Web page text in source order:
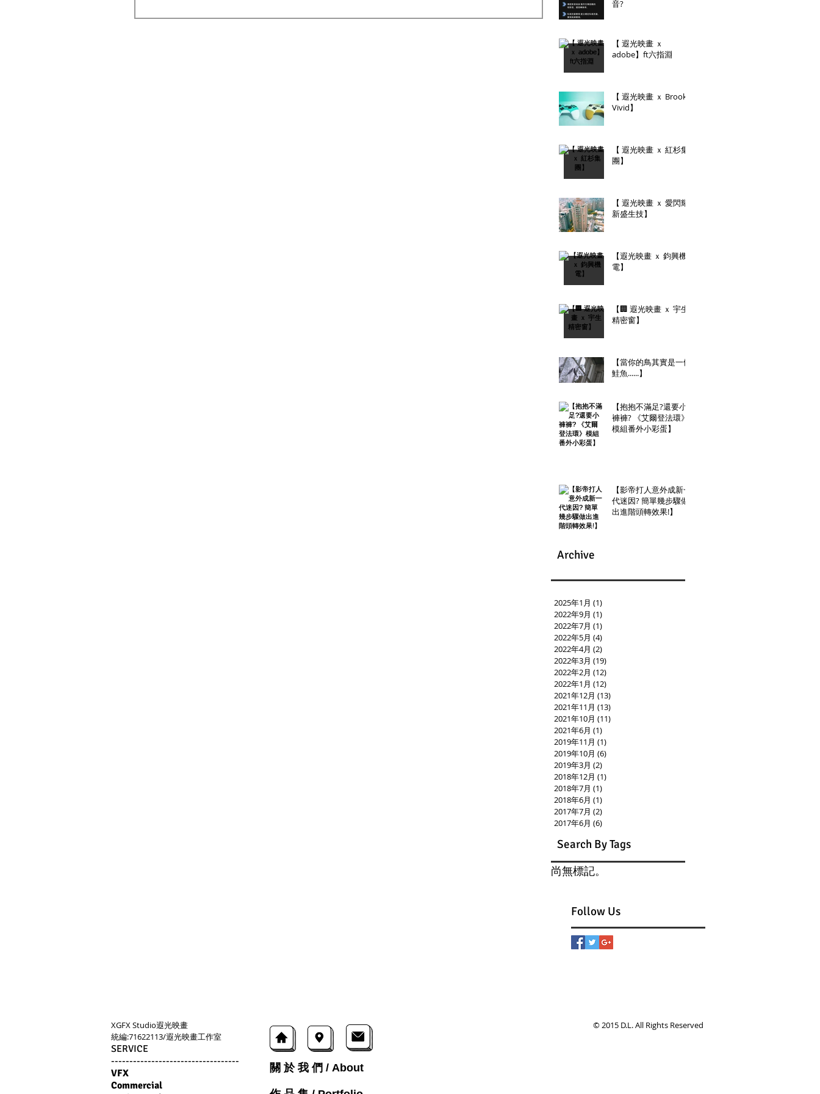
音?
【 遐光映畫 ｘ
adobe】ft六指淵
【 遐光映畫 ｘ Brook
Vivid】
【 遐光映畫 ｘ 紅杉集
團】
【 遐光映畫 ｘ 愛閃耀
新盛生技】
【遐光映畫 ｘ 鈞興機
電】
【🏢 遐光映畫 ｘ 宇生
精密窗】
【當你的鳥其實是一條
鮭魚......】
【抱抱不滿足?還要小
褲褲? 《艾爾登法環》
模組番外小彩蛋】
【影帝打人意外成新一
代迷因? 簡單幾步驟做
出進階頭轉效果!】
Archive
2025年1月 (1)
2022年9月 (1)
2022年7月 (1)
2022年5月 (4)
2022年4月 (2)
2022年3月 (19)
2022年2月 (12)
2022年1月 (12)
2021年12月 (13)
2021年11月 (13)
2021年10月 (11)
2021年6月 (1)
2019年11月 (1)
2019年10月 (6)
2019年3月 (2)
2018年12月 (1)
2018年7月 (1)
2018年6月 (1)
2017年7月 (2)
2017年6月 (6)
Search By Tags
尚無標記。
Follow Us
XGFX Studio​遐光映畫
​統編:71622113/遐光映畫工作室
SERVICE
-----------------------------------
VFX
Commercial
關 於 我 們 / About
© 2015 D.L. All Rights Reserved